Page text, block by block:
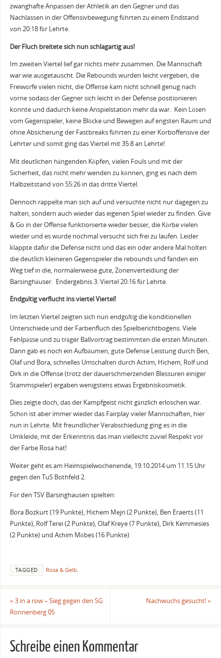
zwanghafte Anpassen der Athletik an den Gegner und das
Nachlassen in der Offensivbewegung führten zu einem Endstand
von 20:18 für Lehrte.
Der Fluch breitete sich nun schlagartig aus!
Im zweiten Viertel lief gar nichts mehr zusammen. Die Mannschaft
war wie ausgetauscht. Die Rebounds wurden leicht vergeben, die
Freiwürfe vielen nicht, die Offense kam nicht schnell genug nach
vorne sodass der Gegner sich leicht in der Defense positionieren
konnte und dadurch keine Anspielstation mehr da war. Kein Lösen
vom Gegenspieler, keine Blöcke und Bewegen auf engsten Raum und
ohne Absicherung der Fastbreaks führten zu einer Korboffensive der
Lehrter und somit ging das Viertel mit 35:8 an Lehrte!
Mit deutlichen hängenden Köpfen, vielen Fouls und mit der
Sicherheit, das nicht mehr wenden zu können, ging es nach dem
Halbzeitstand von 55:26 in das dritte Viertel.
Dennoch rappelte man sich auf und versuchte nicht nur dagegen zu
halten, sondern auch wieder das eigenen Spiel wieder zu finden. Give
& Go in der Offense funktionierte wieder besser, die Körbe vielen
wieder und es wurde nochmal versucht sich frei zu laufen. Leider
klappte dafür die Defense nicht und das ein oder andere Mal holten
die deutlich kleineren Gegenspieler die rebounds und fanden ein
Weg tief in die, normalerweise gute, Zonenverteidiung der
Barsinghäuser. Endergebnis 3. Viertel 20:16 für Lehrte.
Endgültig verflucht ins viertel Viertel!
Im letzten Viertel zeigten sich nun endgültig die konditionellen
Unterschiede und der Farbenfluch des Spielberichtbogens. Viele
Fehlpässe und zu träger Ballvortrag bestimmten die ersten Minuten.
Dann gab es noch ein Aufbäumen, gute Defense Leistung durch Ben,
Olaf und Bora, schnelles Umschalten durch Achim, Hichem, Rolf und
Dirk in die Offense (trotz der dauerschmerzenden Blessuren einiger
Stammspieler) ergaben wenigstens etwas Ergebniskosmetik.
Dies zeigte doch, das der Kampfgeist nicht gänzlich erloschen war.
Schön ist aber immer wieder das Fairplay vieler Mannschaften, hier
nun in Lehrte. Mit freundlicher Verabschiedung ging es in die
Umkleide, mit der Erkenntnis das man vielleicht zuviel Respekt vor
der Farbe Rosa hat!
Weiter geht es am Heimspielwochenende, 19.10.2014 um 11.15 Uhr
gegen den TuS Bothfeld 2.
Für den TSV Barsinghausen spielten:
Bora Bozkurt (19 Punkte), Hichem Mejri (2 Punkte), Ben Eraerts (11
Punkte), Rolf Terei (2 Punkte), Olaf Kreye (7 Punkte), Dirk Kemmesies
(2 Punkte) und Achim Möbes (16 Punkte)
TAGGED Rosa & Gelb.
« 3 in a row – Sieg gegen den SG
Ronnenberg 05
Nachwuchs gesucht!»
Schreibe einen Kommentar